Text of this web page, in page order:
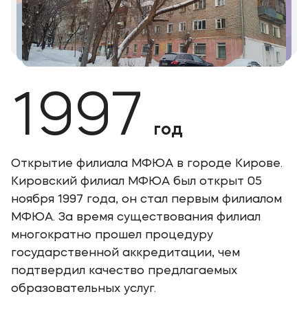
Подобрать программу
1997 год
Открытие филиала МФЮА в городе Кирове.
Кировский филиал МФЮА был открыт 05
ноября 1997 года, он стал первым филиалом
МФЮА. За время существования филиал
многократно прошел процедуру
государственной аккредитации, чем
подтвердил качество предлагаемых
образовательных услуг.